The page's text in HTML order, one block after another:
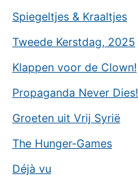
Spiegeltjes & Kraaltjes
Tweede Kerstdag, 2025
Klappen voor de Clown!
Propaganda Never Dies!
Groeten uit Vrij Syrië
The Hunger-Games
Déjà vu